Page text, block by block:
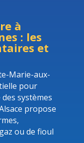
à
: les
et
Marie-aux-
pour
systèmes
propose
ou de fioul